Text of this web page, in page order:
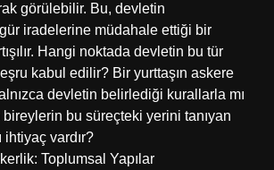
görülebilir. Bu, devletin
iradelerine müdahale ettiği bir
Hangi noktada devletin bu tür
kabul edilir? Bir yurttaşın askere
devletin belirlediği kurallarla mı
bu süreçteki yerini tanıyan
ihtiyaç vardır?
Toplumsal Yapılar